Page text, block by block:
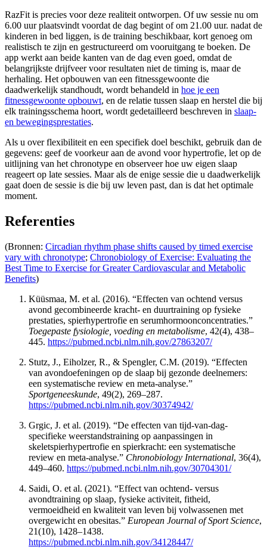
RazFit is precies voor deze realiteit ontworpen. Of uw sessie nu om
6.00 uur plaatsvindt voordat de dag begint of om 21.00 uur. nadat de
kinderen in bed liggen, is de training beschikbaar, kort genoeg om
realistisch te zijn en gestructureerd om vooruitgang te boeken. De
app werkt aan beide kanten van de dag even goed, omdat de
belangrijkste drijfveer voor resultaten niet de timing is, maar de
herhaling. Het opbouwen van een fitnessgewoonte die
daadwerkelijk standhoudt, wordt behandeld in hoe je een
fitnessgewoonte opbouwt, en de relatie tussen slaap en herstel die bij
elk trainingsschema hoort, wordt gedetailleerd beschreven in slaap-
en bewegingsprestaties.
Als u over flexibiliteit en een specifiek doel beschikt, gebruik dan de
gegevens: geef de voorkeur aan de avond voor hypertrofie, let op de
uitlijning van het chronotype en observeer hoe uw eigen slaap
reageert op late sessies. Maar als de enige sessie die u daadwerkelijk
gaat doen de sessie is die bij uw leven past, dan is dat het optimale
moment.
Referenties
(Bronnen: Circadian rhythm phase shifts caused by timed exercise
vary with chronotype; Chronobiology of Exercise: Evaluating the
Best Time to Exercise for Greater Cardiovascular and Metabolic
Benefits)
Küüsmaa, M. et al. (2016). “Effecten van ochtend versus
avond gecombineerde kracht- en duurtraining op fysieke
prestaties, spierhypertrofie en serumhormoonconcentraties.”
Toegepaste fysiologie, voeding en metabolisme, 42(4), 438–
445. https://pubmed.ncbi.nlm.nih.gov/27863207/
Stutz, J., Eiholzer, R., & Spengler, C.M. (2019). “Effecten
van avondoefeningen op de slaap bij gezonde deelnemers:
een systematische review en meta-analyse.”
Sportgeneeskunde, 49(2), 269–287.
https://pubmed.ncbi.nlm.nih.gov/30374942/
Grgic, J. et al. (2019). “De effecten van tijd-van-dag-
specifieke weerstandstraining op aanpassingen in
skeletspierhypertrofie en spierkracht: een systematische
review en meta-analyse.” Chronobiology International, 36(4),
449–460. https://pubmed.ncbi.nlm.nih.gov/30704301/
Saidi, O. et al. (2021). “Effect van ochtend- versus
avondtraining op slaap, fysieke activiteit, fitheid,
vermoeidheid en kwaliteit van leven bij volwassenen met
overgewicht en obesitas.” European Journal of Sport Science,
21(10), 1428–1438.
https://pubmed.ncbi.nlm.nih.gov/34128447/